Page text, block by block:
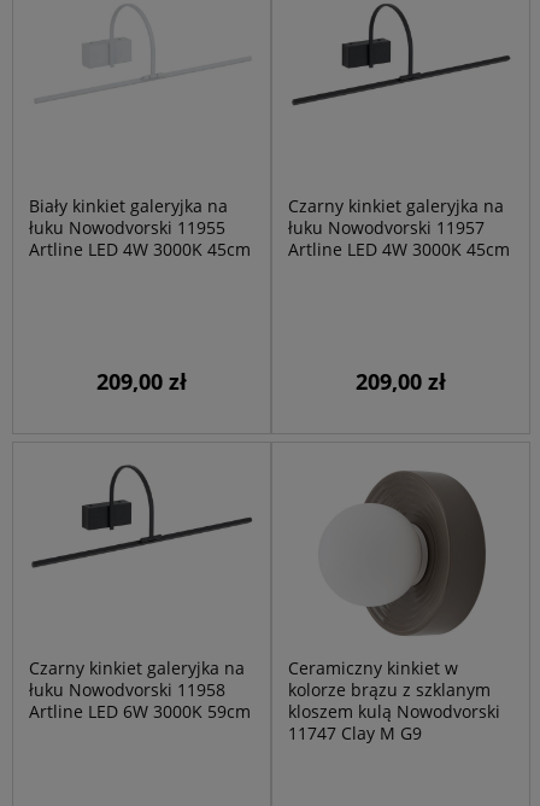
Biały kinkiet galeryjka na
łuku Nowodvorski 11955
Artline LED 4W 3000K 45cm
209,00 zł
Czarny kinkiet galeryjka na
łuku Nowodvorski 11957
Artline LED 4W 3000K 45cm
209,00 zł
Czarny kinkiet galeryjka na
łuku Nowodvorski 11958
Artline LED 6W 3000K 59cm
Ceramiczny kinkiet w
kolorze brązu z szklanym
kloszem kulą Nowodvorski
11747 Clay M G9